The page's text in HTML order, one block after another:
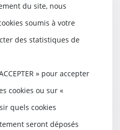
et le droit du
à organiser la
travailleurs
congés maternité,
retraite.
l'ensemble des
la vie en
du site, nous
soumis à votre
des statistiques de
» pour accepter
cookies ou sur «
quels cookies
seront déposés